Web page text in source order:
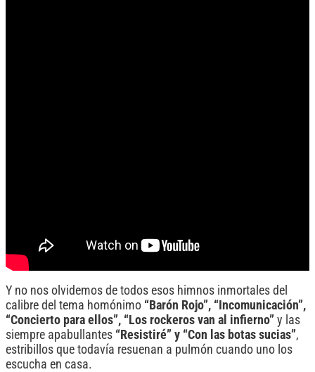
Y no nos olvidemos de todos esos himnos inmortales del
calibre del tema homónimo “Barón Rojo”, “Incomunicación”,
“Concierto para ellos”, “Los rockeros van al infierno” y las
siempre apabullantes “Resistiré” y “Con las botas sucias”,
estribillos que todavía resuenan a pulmón cuando uno los
escucha en casa.